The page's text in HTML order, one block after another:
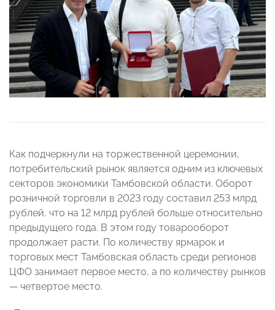
Как подчеркнули на торжественной церемонии,
потребительский рынок является одним из ключевых
секторов экономики Тамбовской области. Оборот
розничной торговли в 2023 году составил 253 млрд
рублей, что на 12 млрд рублей больше относительно
предыдущего года. В этом году товарооборот
продолжает расти. По количеству ярмарок и
торговых мест Тамбовская область среди регионов
ЦФО занимает первое место, а по количеству рынков
— четвертое место.